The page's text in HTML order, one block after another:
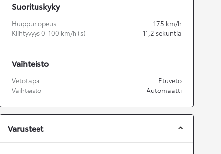
Suorituskyky
Huippunopeus 175 km/h
Kiihtyvyys 0-100 km/h (s)
11,2 sekuntia
Vaihteisto
Vetotapa
Etuveto
Vaihteisto
Automaatti
Varusteet